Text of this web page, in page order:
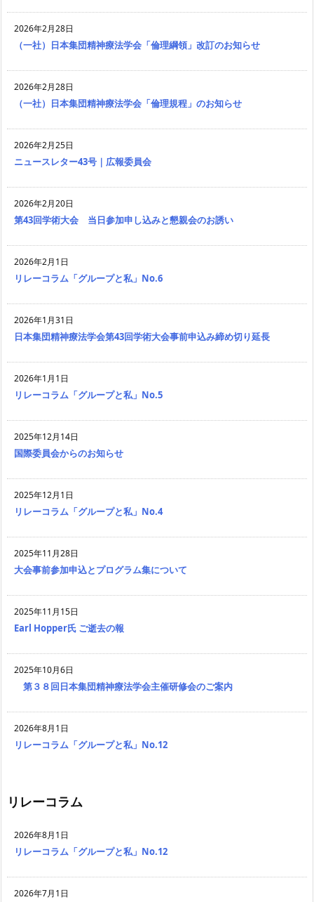
2026年2月28日
（一社）日本集団精神療法学会「倫理綱領」改訂のお知らせ
2026年2月28日
（一社）日本集団精神療法学会「倫理規程」のお知らせ
2026年2月25日
ニュースレター43号｜広報委員会
2026年2月20日
第43回学術大会 当日参加申し込みと懇親会のお誘い
2026年2月1日
リレーコラム「グループと私」No.6
2026年1月31日
日本集団精神療法学会第43回学術大会事前申込み締め切り延長
2026年1月1日
リレーコラム「グループと私」No.5
2025年12月14日
国際委員会からのお知らせ
2025年12月1日
リレーコラム「グループと私」No.4
2025年11月28日
大会事前参加申込とプログラム集について
2025年11月15日
Earl Hopper氏 ご逝去の報
2025年10月6日
第３８回日本集団精神療法学会主催研修会のご案内
2026年8月1日
リレーコラム「グループと私」No.12
リレーコラム
2026年8月1日
リレーコラム「グループと私」No.12
2026年7月1日